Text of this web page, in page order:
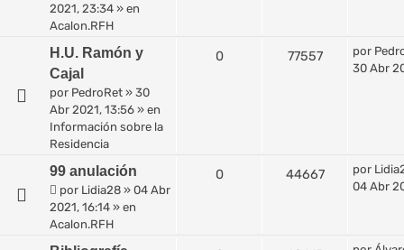
2021, 23:34 » en
Acalon.RFH
H.U. Ramón y
Cajal
por PedroRet » 30
Abr 2021, 13:56 » en
Información sobre la
Residencia
0 77557 por
30 Abr
99 anulación
por Lidia28 » 04 Abr
2021, 16:14 » en
Acalon.RFH
0 44667 por
04 Abr